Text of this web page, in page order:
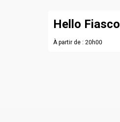
Hello Fiasco
À partir de : 20h00